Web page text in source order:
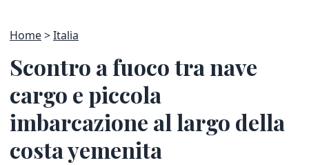
Home Italia
Scontro a fuoco tra nave
cargo e piccola
imbarcazione al largo della
costa yemenita